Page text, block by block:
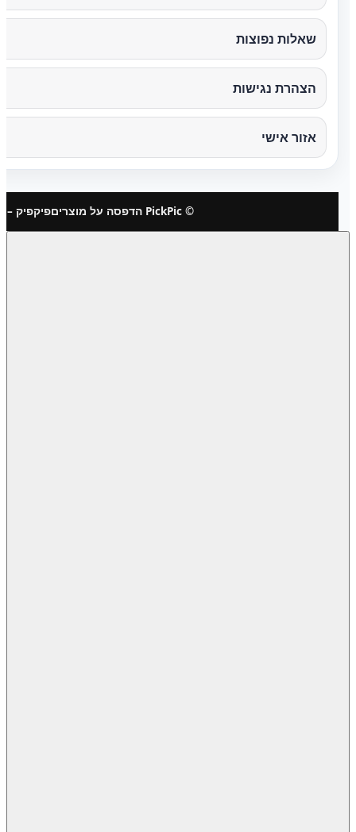
שאלות נפוצות
הצהרת נגישות
אזור אישי
© PickPic הדפסה על מוצרים פיקפיק –